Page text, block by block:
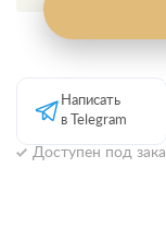
Доступен под
Написать
в Telegram